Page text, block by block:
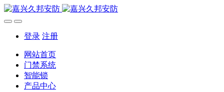
登录 注册
网站首页
门禁系统
智能锁
产品中心